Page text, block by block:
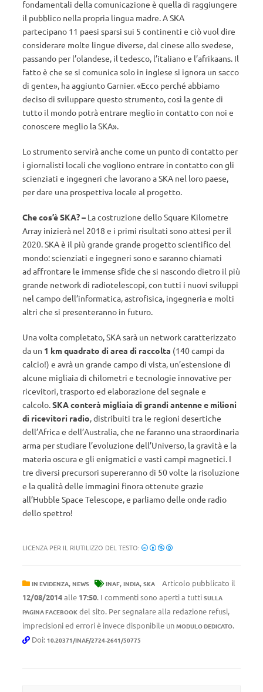
fondamentali della comunicazione è quella di raggiungere
il pubblico nella propria lingua madre. A SKA
partecipano 11 paesi sparsi sui 5 continenti e ciò vuol dire
considerare molte lingue diverse, dal cinese allo svedese,
passando per l’olandese, il tedesco, l’italiano e l’afrikaans. Il
fatto è che se si comunica solo in inglese si ignora un sacco
di gente», ha aggiunto Garnier. «Ecco perché abbiamo
deciso di sviluppare questo strumento, così la gente di
tutto il mondo potrà entrare meglio in contatto con noi e
conoscere meglio la SKA».
Lo strumento servirà anche come un punto di contatto per
i giornalisti locali che vogliono entrare in contatto con gli
scienziati e ingegneri che lavorano a SKA nel loro paese,
per dare una prospettiva locale al progetto.
Che cos’è SKA? – La costruzione dello Square Kilometre
Array inizierà nel 2018 e i primi risultati sono attesi per il
2020. SKA è il più grande grande progetto scientifico del
mondo: scienziati e ingegneri sono e saranno chiamati
ad affrontare le immense sfide che si nascondo dietro il più
grande network di radiotelescopi, con tutti i nuovi sviluppi
nel campo dell’informatica, astrofisica, ingegneria e molti
altri che si presenteranno in futuro.
Una volta completato, SKA sarà un network caratterizzato
da un 1 km quadrato di area di raccolta (140 campi da
calcio!) e avrà un grande campo di vista, un’estensione di
alcune migliaia di chilometri e tecnologie innovative per
ricevitori, trasporto ed elaborazione del segnale e
calcolo.SKA conterà migliaia di grandi antenne e milioni
di ricevitori radio, distribuiti tra le regioni desertiche
dell’Africa e dell’Australia, che ne faranno una straordinaria
arma per studiare l’evoluzione dell’Universo, la gravità e la
materia oscura e gli enigmatici e vasti campi magnetici. I
tre diversi precursori supereranno di 50 volte la risoluzione
e la qualità delle immagini finora ottenute grazie
all’Hubble Space Telescope, e parliamo delle onde radio
dello spettro!
LICENZA PER IL RIUTILIZZO DEL TESTO:
IN EVIDENZA, NEWS INAF, INDIA, SKA
Articolo pubblicato il
12/08/2014alle 17:50. I commenti sono aperti a tutti SULLA
PAGINA FACEBOOK del sito. Per segnalare alla redazione refusi,
imprecisioni ed errori è invece disponibile un MODULO DEDICATO.
Doi: 10.20371/INAF/2724-2641/50775